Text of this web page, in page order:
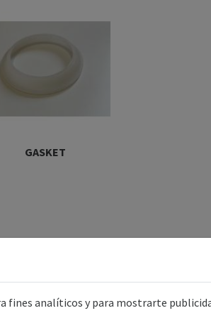
GASKET
sesión
fines analíticos y para mostrarte